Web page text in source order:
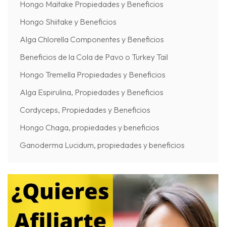
Hongo Maitake Propiedades y Beneficios
Hongo Shiitake y Beneficios
Alga Chlorella Componentes y Beneficios
Beneficios de la Cola de Pavo o Turkey Tail
Hongo Tremella Propiedades y Beneficios
Alga Espirulina, Propiedades y Beneficios
Cordyceps, Propiedades y Beneficios
Hongo Chaga, propiedades y beneficios
Ganoderma Lucidum, propiedades y beneficios